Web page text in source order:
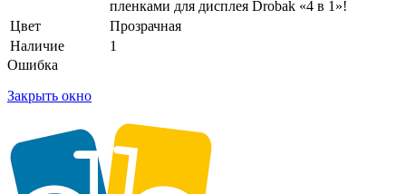
пленками для дисплея Drobak «4 в 1»!
Цвет
Прозрачная
Наличие
1
Ошибка
Закрыть окно